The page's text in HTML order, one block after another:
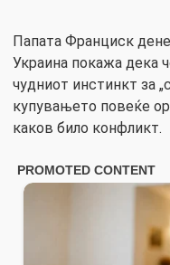
Папата Франциск
Украина покажа дека
чудниот инстинкт за
купувањето повеќе
каков било конфликт.